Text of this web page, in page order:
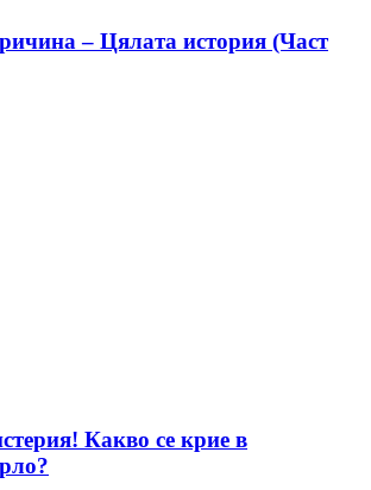
– Цялата история (Част
Какво се крие в